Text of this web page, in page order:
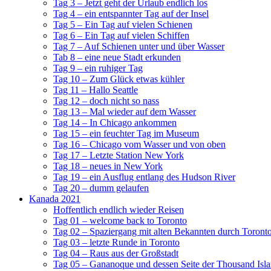
Tag 3 – Jetzt geht der Urlaub endlich los
Tag 4 – ein entspannter Tag auf der Insel
Tag 5 – Ein Tag auf vielen Schienen
Tag 6 – Ein Tag auf vielen Schiffen
Tag 7 – Auf Schienen unter und über Wasser
Tab 8 – eine neue Stadt erkunden
Tag 9 – ein ruhiger Tag
Tag 10 – Zum Glück etwas kühler
Tag 11 – Hallo Seattle
Tag 12 – doch nicht so nass
Tag 13 – Mal wieder auf dem Wasser
Tag 14 – In Chicago ankommen
Tag 15 – ein feuchter Tag im Museum
Tag 16 – Chicago vom Wasser und von oben
Tag 17 – Letzte Station New York
Tag 18 – neues in New York
Tag 19 – ein Ausflug entlang des Hudson River
Tag 20 – dumm gelaufen
Kanada 2021
Hoffentlich endlich wieder Reisen
Tag 01 – welcome back to Toronto
Tag 02 – Spaziergang mit alten Bekannten durch
Tag 03 – letzte Runde in Toronto
Tag 04 – Raus aus der Großstadt
Tag 05 – Gananoque und dessen Seite der Thousand